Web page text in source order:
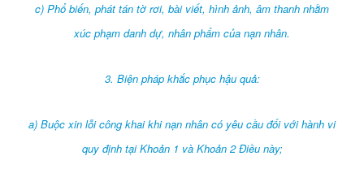
c) Phổ biến, phát tán tờ rơi, bài viết, hình ảnh, âm thanh nhằm
xúc phạm danh dự, nhân phẩm của nạn nhân.
3. Biện pháp khắc phục hậu quả:
a) Buộc xin lỗi công khai khi nạn nhân có yêu cầu đối với hành vi
quy định tại Khoản 1 và Khoản 2 Điều này;